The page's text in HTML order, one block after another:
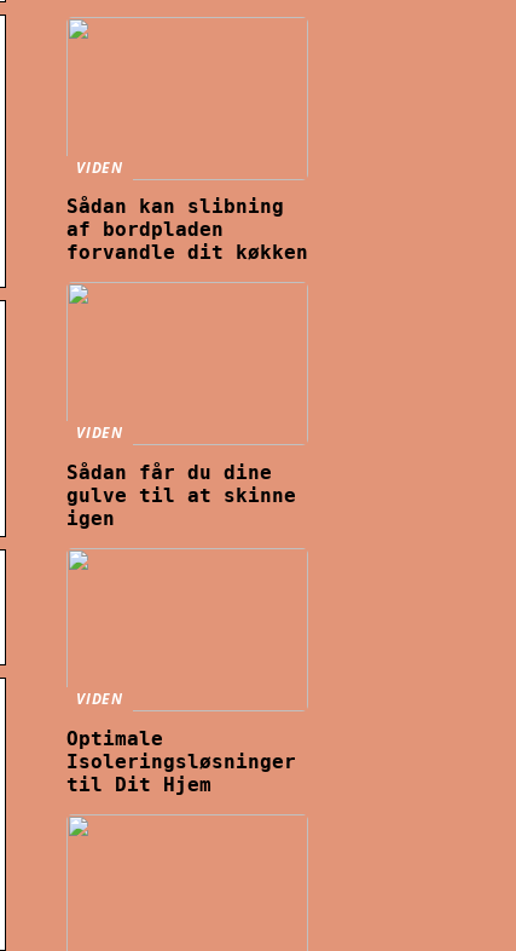
VIDEN
Sådan kan slibning
af bordpladen
forvandle dit køkken
VIDEN
Sådan får du dine
gulve til at skinne
igen
VIDEN
Optimale
Isoleringsløsninger
til Dit Hjem